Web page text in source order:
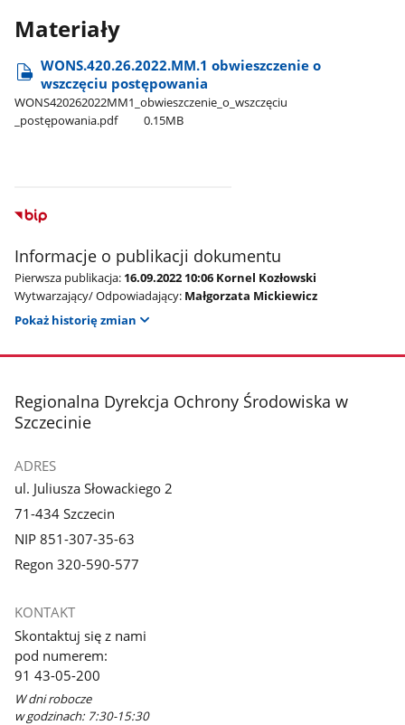
Materiały
WONS.420.26.2022.MM.1 obwieszczenie o
wszczęciu postępowania
WONS420262022MM1​_obwieszczenie​_o​_wszczęciu​
_postępowania.pdf
0.15MB
Informacje o publikacji dokumentu
Pierwsza publikacja: 16.09.2022 10:06 Kornel Kozłowski
Wytwarzający/ Odpowiadający: Małgorzata Mickiewicz
Pokaż historię zmian
stopka
Regionalna Dyrekcja Ochrony Środowiska w
Szczecinie
ADRES
ul. Juliusza Słowackiego 2
71-434 Szczecin
NIP 851-307-35-63
Regon 320-590-577
KONTAKT
Skontaktuj się z nami
pod numerem:
91 43-05-200
W dni robocze
w godzinach: 7:30-15:30